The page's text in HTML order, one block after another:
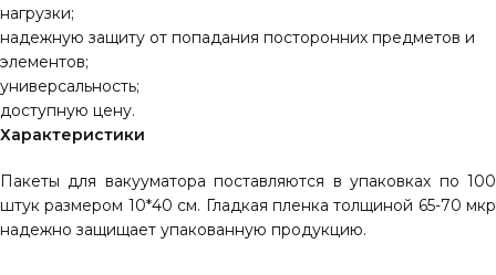
нагрузки;
надежную защиту от попадания посторонних предметов и
элементов;
универсальность;
доступную цену.
Характеристики
Пакеты для вакууматора поставляются в упаковках по 100
штук размером 10*40 см. Гладкая пленка толщиной 65-70 мкр
надежно защищает упакованную продукцию.